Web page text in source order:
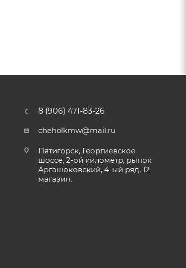
8 (906) 471-83-26
cheholkmw@mail.ru
Пятигорск, Георгиевское
шоссе, 2-ой километр, рынок
Аргашоковский, 4-ый ряд, 12
магазин.